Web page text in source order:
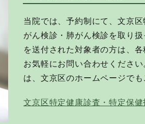
当院では、予約制にて、文京
がん検診・肺がん検診を取り
を送付された対象者の方は、
お気軽にお問い合わせくださ
は、文京区のホームページでも
文京区特定健康診査・特定保